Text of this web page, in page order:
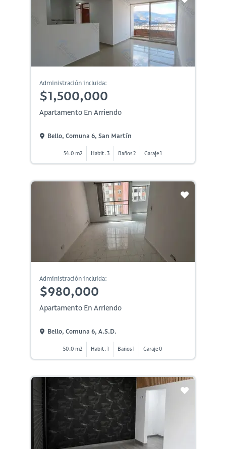
Administración incluida:
$1,500,000
Apartamento En Arriendo
Bello, Comuna 6, San Martín
54.0 m2 Habit. 3 Baños 2 Garaje 1
Administración incluida:
$980,000
Apartamento En Arriendo
Bello, Comuna 6, A.s.d.
50.0 m2 Habit. 1 Baños 1 Garaje 0